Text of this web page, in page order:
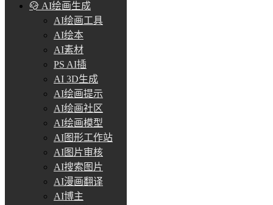
AI绘画生成
AI绘画工具
AI绘本
AI素材
PS AI插
AI 3D生成
AI绘画提示
AI绘画社区
AI绘画模型
AI图形工作站
AI图片审核
AI搜索图片
AI漫画翻译
AI博主